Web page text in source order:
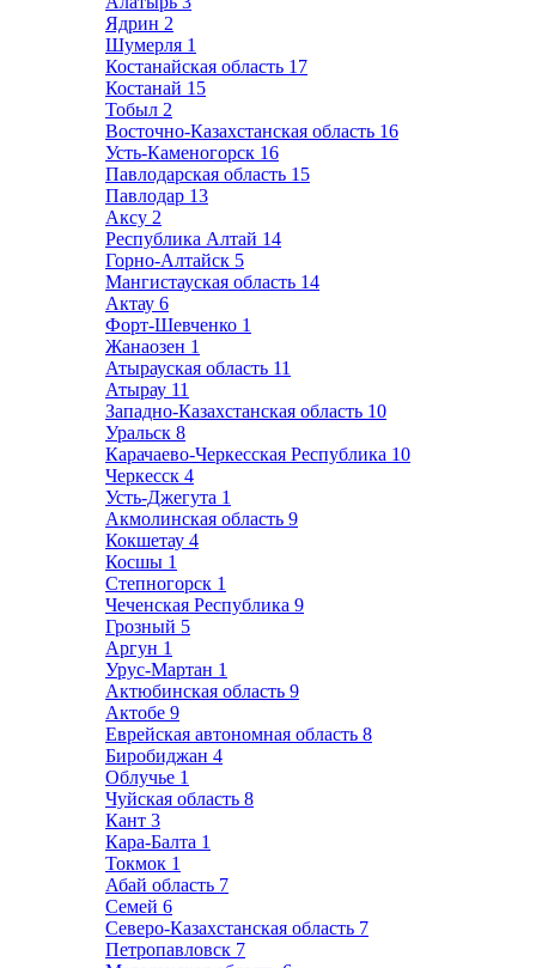
Ядрин 2
Шумерля 1
Костанайская область 17
Костанай 15
Тобыл 2
Восточно-Казахстанская область 16
Усть-Каменогорск 16
Павлодарская область 15
Павлодар 13
Аксу 2
Республика Алтай 14
Горно-Алтайск 5
Мангистауская область 14
Актау 6
Форт-Шевченко 1
Жанаозен 1
Атырауская область 11
Атырау 11
Западно-Казахстанская область 10
Уральск 8
Карачаево-Черкесская Республика 10
Черкесск 4
Усть-Джегута 1
Акмолинская область 9
Кокшетау 4
Косшы 1
Степногорск 1
Чеченская Республика 9
Грозный 5
Аргун 1
Урус-Мартан 1
Актюбинская область 9
Актобе 9
Еврейская автономная область 8
Биробиджан 4
Облучье 1
Чуйская область 8
Кант 3
Кара-Балта 1
Токмок 1
Абай область 7
Семей 6
Северо-Казахстанская область 7
Петропавловск 7